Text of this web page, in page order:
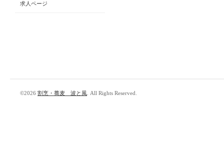
求人ページ
©2026 割烹・蕎麦 波と風 . All Rights Reserved.